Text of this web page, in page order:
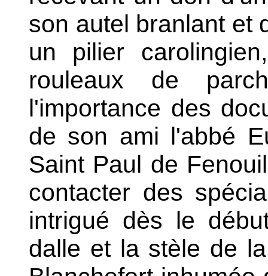
son autel branlant et
un pilier
rouleaux de
l'importance des
de son ami l'abbé
Saint Paul de
contacter des
intrigué dès le
dalle et la stèle de